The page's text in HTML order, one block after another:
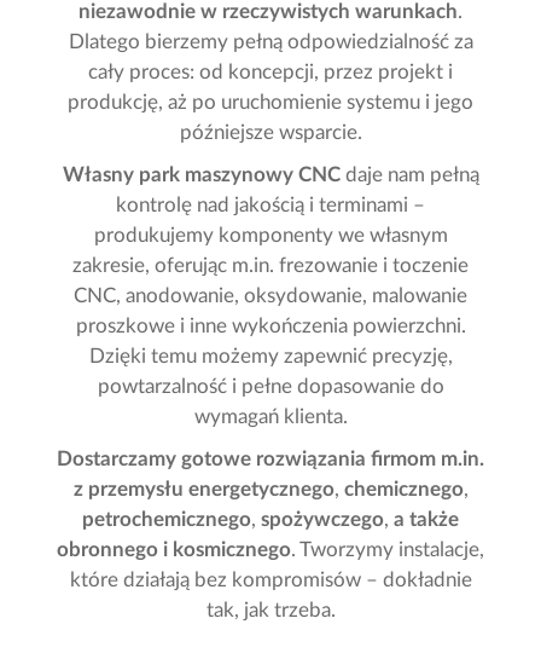
niezawodnie w rzeczywistych warunkach.
Dlatego bierzemy pełną odpowiedzialność za
cały proces: od koncepcji, przez projekt i
produkcję, aż po uruchomienie systemu i jego
późniejsze wsparcie.
Własny park maszynowy CNCdaje nam pełną
kontrolę nad jakością i terminami –
produkujemy komponenty we własnym
zakresie, oferując m.in. frezowanie i toczenie
CNC, anodowanie, oksydowanie, malowanie
proszkowe i inne wykończenia powierzchni.
Dzięki temu możemy zapewnić precyzję,
powtarzalność i pełne dopasowanie do
wymagań klienta.
Dostarczamy gotowe rozwiązania firmom m.in.
z przemysłu energetycznego, chemicznego,
petrochemicznego, spożywczego, a także
obronnego i kosmicznego. Tworzymy instalacje,
które działają bez kompromisów – dokładnie
tak, jak trzeba.